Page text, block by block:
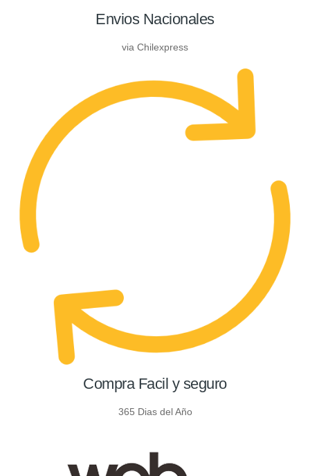
Envios Nacionales
via Chilexpress
Compra Facil y seguro
365 Dias del Año